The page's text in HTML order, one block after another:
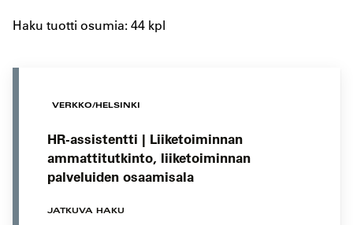
Haku tuotti osumia: 44 kpl
VERKKO/HELSINKI
HR-assistentti | Liiketoiminnan
ammattitutkinto, liiketoiminnan
palveluiden osaamisala
JATKUVA HAKU